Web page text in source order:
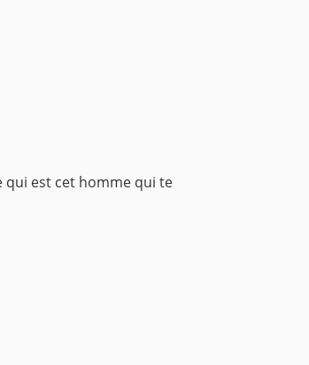
qui est cet homme qui te